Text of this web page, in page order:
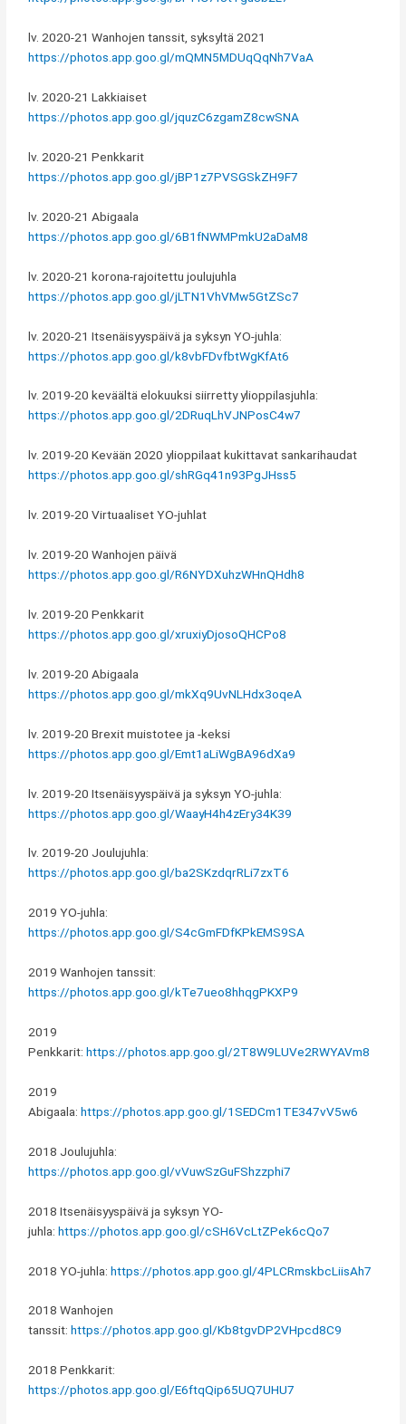
lv. 2020-21 Wanhojen tanssit, syksyltä 2021
https://photos.app.goo.gl/mQMN5MDUqQqNh7VaA
lv. 2020-21 Lakkiaiset
https://photos.app.goo.gl/jquzC6zgamZ8cwSNA
lv. 2020-21 Penkkarit
https://photos.app.goo.gl/jBP1z7PVSGSkZH9F7
lv. 2020-21 Abigaala
https://photos.app.goo.gl/6B1fNWMPmkU2aDaM8
lv. 2020-21 korona-rajoitettu joulujuhla
https://photos.app.goo.gl/jLTN1VhVMw5GtZSc7
lv. 2020-21 Itsenäisyyspäivä ja syksyn YO-juhla:
https://photos.app.goo.gl/k8vbFDvfbtWgKfAt6
lv. 2019-20 keväältä elokuuksi siirretty ylioppilasjuhla:
https://photos.app.goo.gl/2DRuqLhVJNPosC4w7
lv. 2019-20 Kevään 2020 ylioppilaat kukittavat sankarihaudat
https://photos.app.goo.gl/shRGq41n93PgJHss5
lv. 2019-20 Virtuaaliset YO-juhlat
lv. 2019-20 Wanhojen päivä
https://photos.app.goo.gl/R6NYDXuhzWHnQHdh8
lv. 2019-20 Penkkarit
https://photos.app.goo.gl/xruxiyDjosoQHCPo8
lv. 2019-20 Abigaala
https://photos.app.goo.gl/mkXq9UvNLHdx3oqeA
lv. 2019-20 Brexit muistotee ja -keksi
https://photos.app.goo.gl/Emt1aLiWgBA96dXa9
lv. 2019-20 Itsenäisyyspäivä ja syksyn YO-juhla:
https://photos.app.goo.gl/WaayH4h4zEry34K39
lv. 2019-20 Joulujuhla:
https://photos.app.goo.gl/ba2SKzdqrRLi7zxT6
2019 YO-juhla:
https://photos.app.goo.gl/S4cGmFDfKPkEMS9SA
2019 Wanhojen tanssit:
https://photos.app.goo.gl/kTe7ueo8hhqgPKXP9
2019
Penkkarit:https://photos.app.goo.gl/2T8W9LUVe2RWYAVm8
2019
Abigaala:https://photos.app.goo.gl/1SEDCm1TE347vV5w6
2018 Joulujuhla:
https://photos.app.goo.gl/vVuwSzGuFShzzphi7
2018 Itsenäisyyspäivä ja syksyn YO-
juhla:https://photos.app.goo.gl/cSH6VcLtZPek6cQo7
2018 YO-juhla:https://photos.app.goo.gl/4PLCRmskbcLiisAh7
2018 Wanhojen
tanssit:https://photos.app.goo.gl/Kb8tgvDP2VHpcd8C9
2018 Penkkarit:
https://photos.app.goo.gl/E6ftqQip65UQ7UHU7